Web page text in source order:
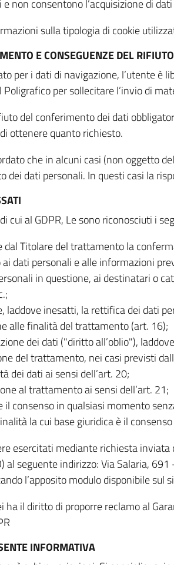
non consentono l’acquisizione di
sulla tipologia di cookie
E CONSEGUENZE DEL RIFIUTO
per i dati di navigazione, l’utente
per sollecitare l’invio di
del conferimento dei dati
ottenere quanto richiesto.
che in alcuni casi (non oggetto
dei dati personali. In questi casi la
cui al GDPR, Le sono riconosciuti i
Titolare del trattamento la
ai dati personali e alle informazioni
in questione, ai destinatari o
laddove inesatti, la rettifica dei dati
alle finalità del trattamento (art. 16);
dei dati ("diritto all’oblio"),
del trattamento, nei casi previsti
dei dati ai sensi dell’art. 20;
al trattamento ai sensi dell’art. 21;
il consenso in qualsiasi momento
la cui base giuridica è il
esercitati mediante richiesta
al seguente indirizzo: Via Salaria,
l’apposito modulo disponibile sul
ha il diritto di proporre reclamo al
INFORMATIVA